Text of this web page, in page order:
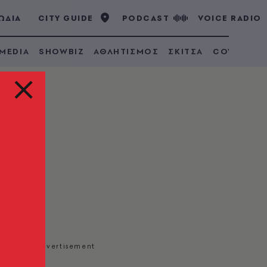
CITY GUIDE PODCAST VOICE RADIO
SHOWBIZ ΑΘΛΗΤΙΣΜΟΣ ΣΚΙΤΣΑ COVID 19